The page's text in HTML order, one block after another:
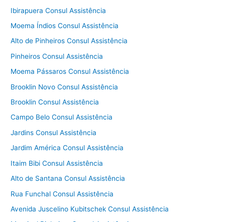
Ibirapuera Consul Assistência
Moema Índios Consul Assistência
Alto de Pinheiros Consul Assistência
Pinheiros Consul Assistência
Moema Pássaros Consul Assistência
Brooklin Novo Consul Assistência
Brooklin Consul Assistência
Campo Belo Consul Assistência
Jardins Consul Assistência
Jardim América Consul Assistência
Itaim Bibi Consul Assistência
Alto de Santana Consul Assistência
Rua Funchal Consul Assistência
Avenida Juscelino Kubitschek Consul Assistência